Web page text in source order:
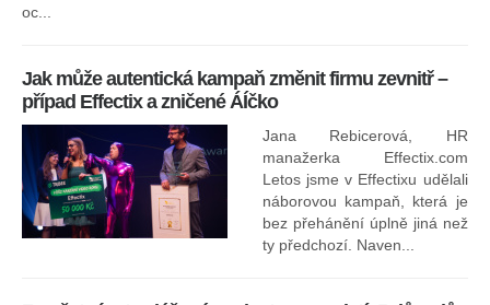
oc...
Jak může autentická kampaň změnit firmu zevnitř –
případ Effectix a zničené ÁÍčko
Jana Rebicerová, HR
manažerka Effectix.com
Letos jsme v Effectixu udělali
náborovou kampaň, která je
bez přehánění úplně jiná než
ty předchozí. Naven...